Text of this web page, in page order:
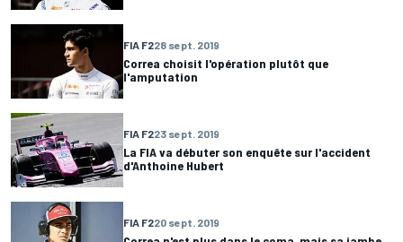
FIA F228 sept. 2019
Correa choisit l'opération plutôt que
l'amputation
FIA F223 sept. 2019
La FIA va débuter son enquête sur l'accident
d'Anthoine Hubert
FIA F220 sept. 2019